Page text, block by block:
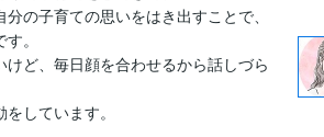
の子育ての思いをはき出すことで、
。
ど、毎日顔を合わせるから話しづら
しています。